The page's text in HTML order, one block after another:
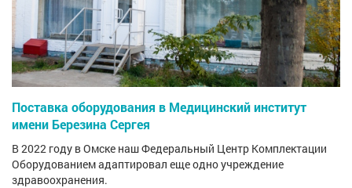
Поставка оборудования в Медицинский институт
имени Березина Сергея
В 2022 году в Омске наш Федеральный Центр Комплектации
Оборудованием адаптировал еще одно учреждение
здравоохранения.